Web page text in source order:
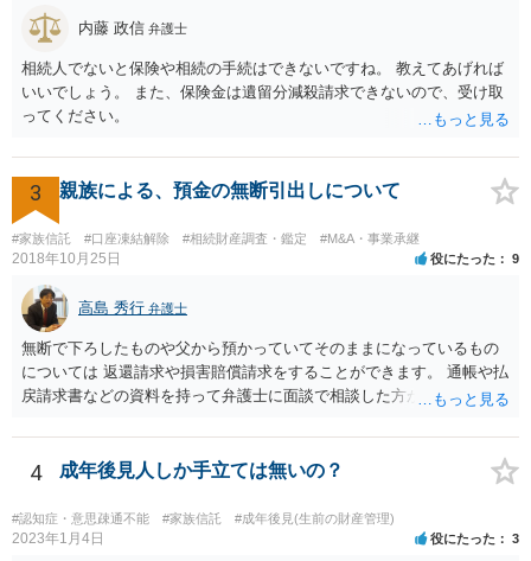
おく方が宜しいかと思います。 緊急という訳ではないかと思います
が、事前準備が早い方が有効な手段が増える傾向にありますので、早
目に弁護士を入れられることを御検討頂くと良いかと思います。
内藤 政信 弁護士
相続人でないと保険や相続の手続はできないですね。 教えてあげれば
いいでしょう。 また、保険金は遺留分減殺請求できないので、受け取
ってください。
3 親族による、預金の無断引出しについて
#家族信託 #口座凍結解除 #相続財産調査・鑑定 #M&A・事業承継
2018年10月25日 役にたった 9
高島 秀行 弁護士
無断で下ろしたものや父から預かっていてそのままになっているもの
については 返還請求や損害賠償請求をすることができます。 通帳や払
戻請求書などの資料を持って弁護士に面談で相談した方がよいと思い
4 成年後見人しか手立ては無いの？
#認知症・意思疎通不能 #家族信託 #成年後見(生前の財産管理)
2023年1月4日 役にたった 3